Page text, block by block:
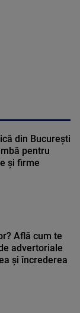
din București
pentru
și firme
Află cum te
advertoriale
și încrederea